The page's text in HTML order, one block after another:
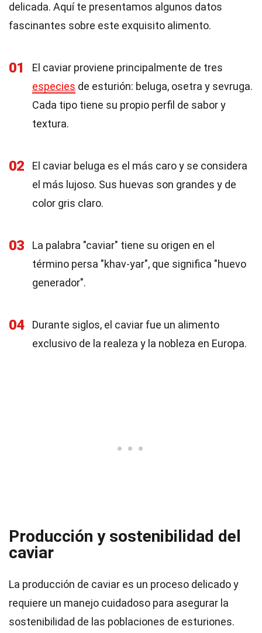
delicada. Aquí te presentamos algunos datos
fascinantes sobre este exquisito alimento.
01
El caviar proviene principalmente de tres
especies de esturión: beluga, osetra y sevruga.
Cada tipo tiene su propio perfil de sabor y
textura.
02
El caviar beluga es el más caro y se considera
el más lujoso. Sus huevas son grandes y de
color gris claro.
03
La palabra "caviar" tiene su origen en el
término persa "khav-yar", que significa "huevo
generador".
04
Durante siglos, el caviar fue un alimento
exclusivo de la realeza y la nobleza en Europa.
Producción y sostenibilidad del
caviar
La producción de caviar es un proceso delicado y
requiere un manejo cuidadoso para asegurar la
sostenibilidad de las poblaciones de esturiones.